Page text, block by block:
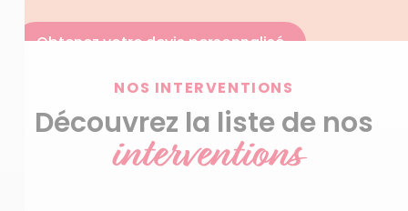
Obtenez votre devis personnalisé
NOS INTERVENTIONS
Découvrez la liste de nos
interventions